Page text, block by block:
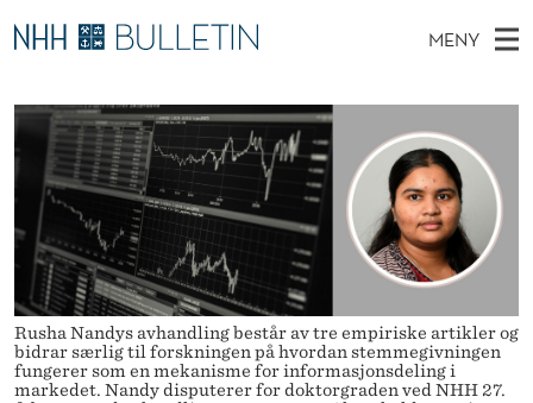
N
Å
R
A
K
S
O
N
MENY
O
V
E
D
M
N
Y
Ø
I
N
T
T
D
T
Stipendiater og nye forskerprofiler
Disputaser
Ekspertutvalg
Om Bulletin
Rusha Nandys avhandling består av tre empiriske artikler og
bidrar særlig til forskningen på hvordan stemmegivningen
fungerer som en mekanisme for informasjonsdeling i
markedet. Nandy disputerer for doktorgraden ved NHH 27.